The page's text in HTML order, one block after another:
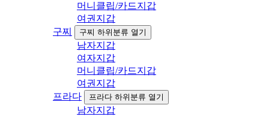
머니클립/카드지갑
여권지갑
구찌
구찌 하위분류 열기
남자지갑
여자지갑
머니클립/카드지갑
여권지갑
프라다
프라다 하위분류 열기
남자지갑